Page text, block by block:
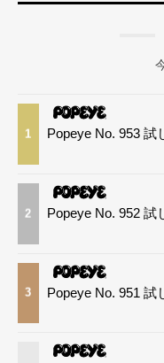
1 Popeye No. 953 試
2 Popeye No. 952 試
3 Popeye No. 951 試